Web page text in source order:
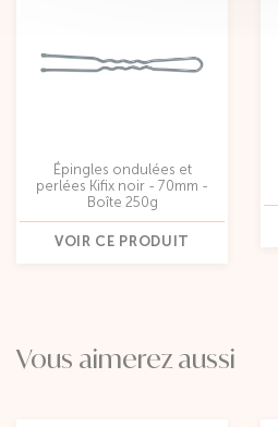
Épingles ondulées et
perlées Kifix noir - 70mm -
Boîte 250g
VOIR CE PRODUIT
Vous aimerez aussi